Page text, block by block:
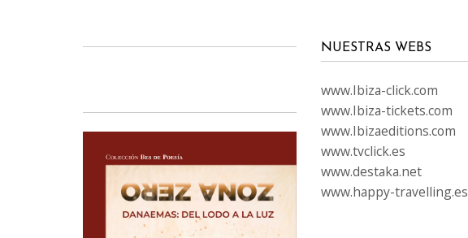
NUESTRAS WEBS
www.Ibiza-click.com
www.Ibiza-tickets.com
www.Ibizaeditions.com
www.tvclick.es
www.destaka.net
www.happy-travelling.es